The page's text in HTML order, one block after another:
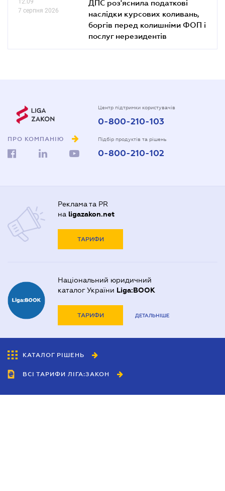
7 серпня 2026
ДПС роз'яснила податкові
наслідки курсових коливань,
боргів перед колишніми ФОП і
послуг нерезидентів
ПРО КОМПАНІЮ
Центр підтримки користувачів
0-800-210-103
Підбір продуктів та рішень
0-800-210-102
Реклама та PR
на ligazakon.net
ТАРИФИ
Національний юридичний
каталог України Liga:BOOK
ТАРИФИ ДЕТАЛЬНІШЕ
КАТАЛОГ РІШЕНЬ
ВСІ ТАРИФИ ЛІГА:ЗАКОН